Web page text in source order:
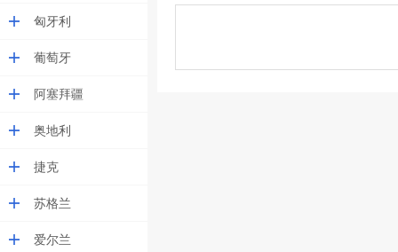
匈牙利
葡萄牙
阿塞拜疆
奥地利
捷克
苏格兰
爱尔兰